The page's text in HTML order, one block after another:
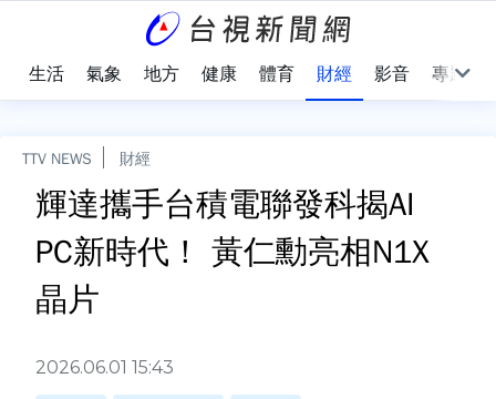
生活 氣象 地方 健康 體育 財經 影音 專題
TTV NEWS 財經
輝達攜手台積電聯發科揭AI
PC新時代！ 黃仁勳亮相N1X
晶片
2026.06.01 15:43